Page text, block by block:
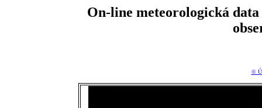
On-line meteorologická
©